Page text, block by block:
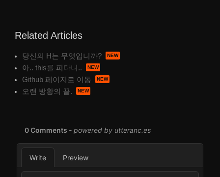
Related Articles
당신의 H는 무엇입니까?
아.. this를 피다니..
Github 페이지로 이동
오랜 방황의 끝.